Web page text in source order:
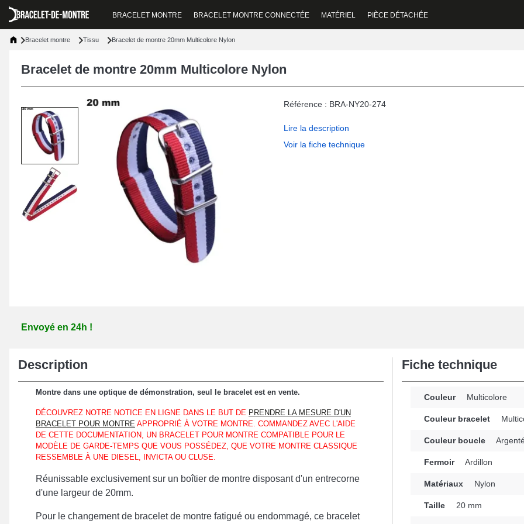
BRACELET MONTRE BRACELET MONTRE CONNECTÉE MATÉRIEL PIÈCE DÉTACHÉE
Bracelet montre Tissu Bracelet de montre 20mm Multicolore Nylon
Bracelet de montre 20mm Multicolore Nylon
Référence : BRA-NY20-274
Lire la description
Voir la fiche technique
Envoyé en 24h !
Description
Montre dans une optique de démonstration, seul le bracelet est en vente.
DÉCOUVREZ NOTRE NOTICE EN LIGNE DANS LE BUT DE PRENDRE LA MESURE D'UN
BRACELET POUR MONTRE APPROPRIÉ À VOTRE MONTRE. COMMANDEZ AVEC L'AIDE
DE CETTE DOCUMENTATION, UN BRACELET POUR MONTRE COMPATIBLE POUR LE
MODÈLE DE GARDE-TEMPS QUE VOUS POSSÉDEZ, QUE VOTRE MONTRE CLASSIQUE
RESSEMBLE À UNE DIESEL, INVICTA OU CLUSE.
Réunissable exclusivement sur un boîtier de montre disposant d'un entrecorne
d'une largeur de 20mm.
Pour le changement de bracelet de montre fatigué ou endommagé, ce bracelet
Fiche technique
Couleur Multicolore
Couleur bracelet
Couleur boucle
Fermoir Ardillon
Matériaux Nylon
Taille 20 mm